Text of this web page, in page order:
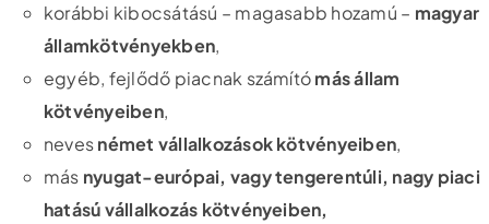
korábbi kibocsátású – magasabb hozamú – magyar
államkötvényekben,
egyéb, fejlődő piacnak számítómás állam
kötvényeiben,
nevesnémet vállalkozások kötvényeiben,
más nyugat-európai, vagy tengerentúli, nagy piaci
hatású vállalkozás kötvényeiben,